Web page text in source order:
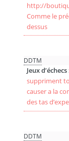
http://
Comme le
dessus
DDTM
Jeux
suppriment
causer a la
des tas
DDTM